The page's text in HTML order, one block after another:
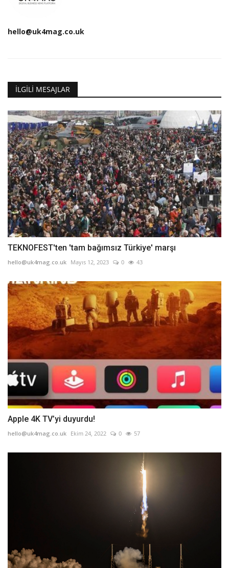
hello@uk4mag.co.uk
İLGILI MESAJLAR
TEKNOFEST'ten 'tam bağımsız Türkiye' marşı
hello@uk4mag.co.uk Mayıs 12, 2023 0 43
Apple 4K TV’yi duyurdu!
hello@uk4mag.co.uk Ekim 24, 2022 0 57